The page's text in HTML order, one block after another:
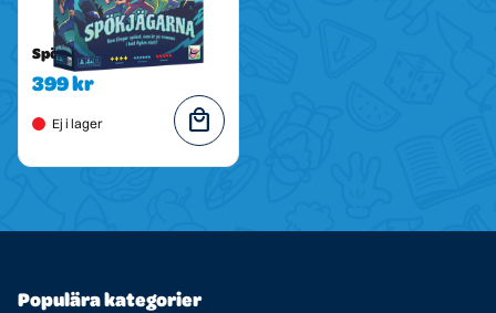
Spökjägarna
399 kr
Ej i lager local_mall
Populära kategorier